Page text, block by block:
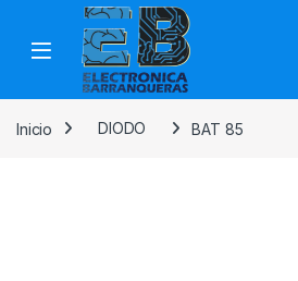
Inicio DIODO BAT 85